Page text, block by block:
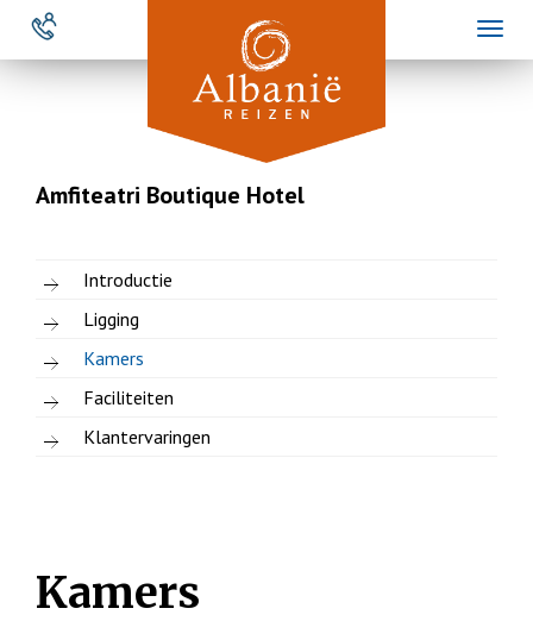
Overslaan
naar
Amfiteatri Boutique Hotel
Introductie
Ligging
Kamers
Faciliteiten
Klantervaringen
Kamers